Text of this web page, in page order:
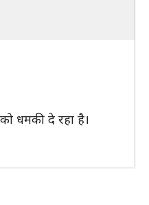
धमकी दे रहा है।